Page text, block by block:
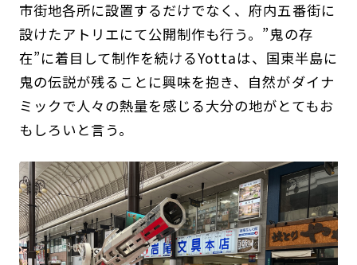
市街地各所に設置するだけでなく、府内五番街に
設けたアトリエにて公開制作も行う。”鬼の存
在”に着目して制作を続けるYottaは、国東半島に
鬼の伝説が残ることに興味を抱き、自然がダイナ
ミックで人々の熱量を感じる大分の地がとてもお
もしろいと言う。